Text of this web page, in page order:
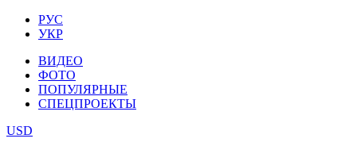
РУС
УКР
ВИДЕО
ФОТО
ПОПУЛЯРНЫЕ
СПЕЦПРОЕКТЫ
USD